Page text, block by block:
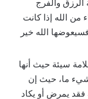
والفرج
من الله إذا كانت
الله خير
سيئة حيث أنها
بشيء ما، حيث إن
فقد يمرض أو يكاد